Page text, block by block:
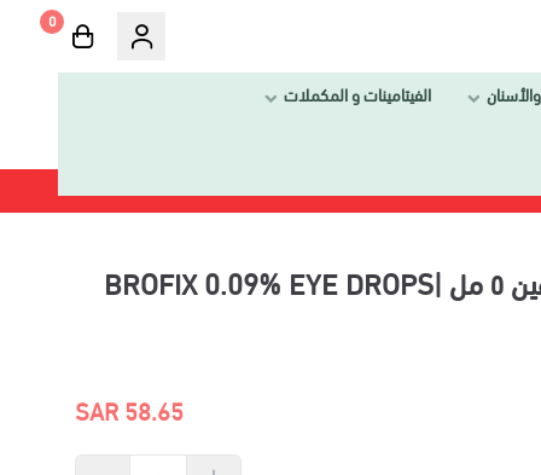
0
الفيتامينات و المكملات
بروفيكس ٠,٠٩ ٪نقط عين ٥ مل |BROFIX 0.09% EYE DROPS
58.65 SAR